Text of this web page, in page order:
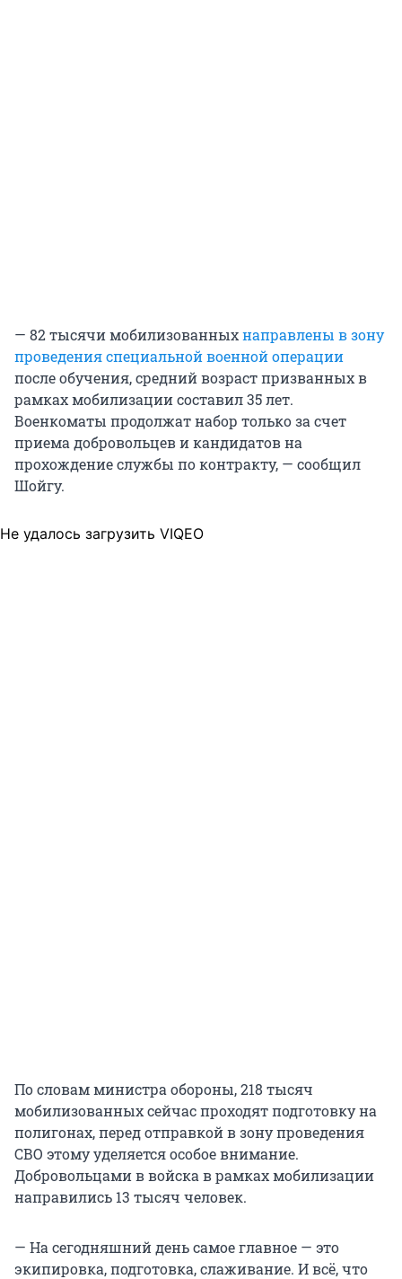
— 82 тысячи мобилизованныхнаправлены в зону
проведения специальной военной операции
после обучения, средний возраст призванных в
рамках мобилизации составил 35 лет.
Военкоматы продолжат набор только за счет
приема добровольцев и кандидатов на
прохождение службы по контракту, — сообщил
Шойгу.
Не удалось загрузить VIQEO
По словам министра обороны, 218 тысяч
мобилизованных сейчас проходят подготовку на
полигонах, перед отправкой в зону проведения
СВО этому уделяется особое внимание.
Добровольцами в войска в рамках мобилизации
направились 13 тысяч человек.
— На сегодняшний день самое главное — это
экипировка, подготовка, слаживание. И всё, что